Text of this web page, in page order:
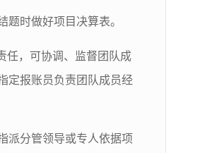
时做好项目决算表。
任，可协调、监督团队成
定报账员负责团队成员经
派分管领导或专人依据项